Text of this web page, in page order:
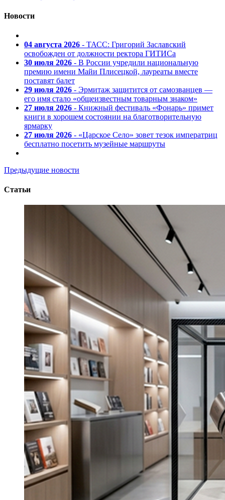
Новости
04 августа 2026 - ТАСС: Григорий Заславский
освобожден от должности ректора ГИТИСа
30 июля 2026 - В России учредили национальную
премию имени Майи Плисецкой, лауреаты вместе
поставят балет
29 июля 2026 - Эрмитаж защитится от самозванцев —
его имя стало «общеизвестным товарным знаком»
27 июля 2026 - Книжный фестиваль «Фонарь» примет
книги в хорошем состоянии на благотворительную
ярмарку
27 июля 2026 - «Царское Село» зовет тезок императриц
бесплатно посетить музейные маршруты
Предыдущие новости
Статьи